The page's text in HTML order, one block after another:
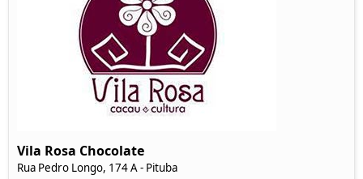
Vila Rosa Chocolate
Rua Pedro Longo, 174 A - Pituba